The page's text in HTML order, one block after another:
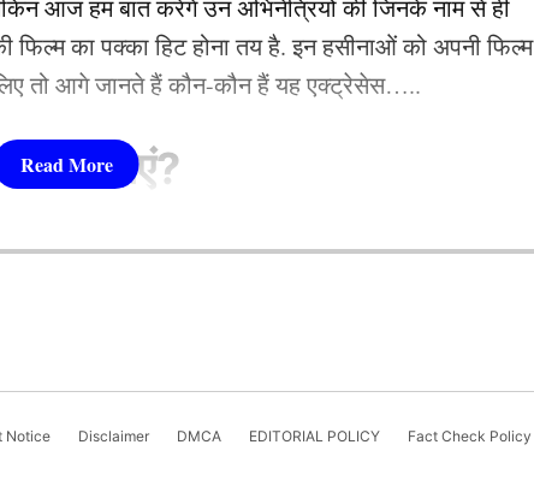
बातचीत करते हुए कहा, “अगर टॉप ऑर्डर धराशायी होता है, तो
को संभाल सके। राहुल पहले विकल्प होंगे। इसके अलावा
आज हम बात करेंगे उन अभिनेत्रियों की जिनके नाम से ही
फिल्म का पक्का हिट होना तय है. इन हसीनाओं को अपनी फिल्म
तो आगे जानते हैं कौन-कौन हैं यह एक्ट्रेसेस…..
हसीनाएं?
Padukone)
‘कल्कि 2898 AD’ भी शामिल है.
Notice Disclaimer DMCA EDITORIAL POLICY Fact Check Policy